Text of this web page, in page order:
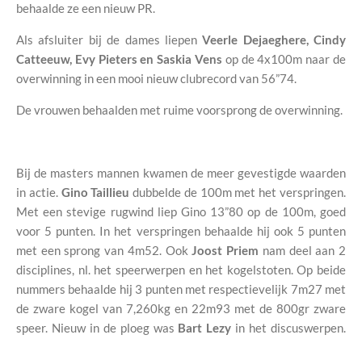
behaalde ze een nieuw PR.
Als afsluiter bij de dames liepenVeerle Dejaeghere, Cindy
Catteeuw, Evy Pieters en Saskia Vens op de 4x100m naar de
overwinning in een mooi nieuw clubrecord van 56”74.
De vrouwen behaalden met ruime voorsprong de overwinning.
Bij de masters mannen kwamen de meer gevestigde waarden
in actie. Gino Taillieudubbelde de 100m met het verspringen.
Met een stevige rugwind liep Gino 13”80 op de 100m, goed
voor 5 punten. In het verspringen behaalde hij ook 5 punten
met een sprong van 4m52. OokJoost Priem nam deel aan 2
disciplines, nl. het speerwerpen en het kogelstoten. Op beide
nummers behaalde hij 3 punten met respectievelijk 7m27 met
de zware kogel van 7,260kg en 22m93 met de 800gr zware
speer. Nieuw in de ploeg was Bart Lezy in het discuswerpen.